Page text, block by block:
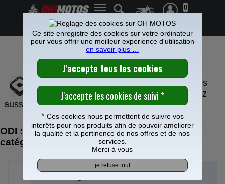
0
Frais de port offerts à partir de 49€
POIGNEE ET GUIDON ODI
ODI est spécialisé dans les poignées
motocross et enduro. Vous trouverez
aussi une gamme de guidon.
ODI : retrouvez vos produits dans nos
catégories
Barillets gaz
Ce site enregistre des cookies sur votre ordinateur
pour vous offrir une meilleur experience d'utilisation
en savoir plus …
*Ces cookies nous permettent de suivre vos
interêts pour nos produits afin de pouvoir ameliorer
la qualité et la pertinence de nos offres et de nos
services.
Merci à vous